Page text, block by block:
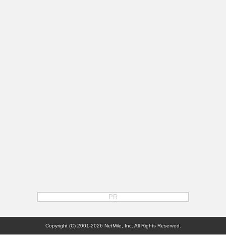
PR
Copyright (C) 2001-2026 NetMile, Inc. All Rights Reserved.